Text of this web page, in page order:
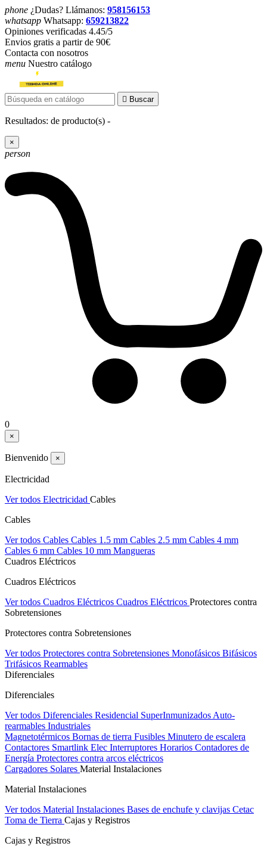
phone ¿Dudas? Llámanos: 958156153
whatsapp Whatsapp: 659213822
Opiniones verificadas 4.45/5
Envios gratis a partir de 90€
Contacta con nosotros
menu Nuestro catálogo
 Buscar
Resultados: de producto(s) -
×
person
0
×
Bienvenido ×
Electricidad
Ver todos Electricidad Cables
Cables
Ver todos Cables Cables 1.5 mm Cables 2.5 mm Cables 4 mm
Cables 6 mm Cables 10 mm Mangueras
Cuadros Eléctricos
Cuadros Eléctricos
Ver todos Cuadros Eléctricos Cuadros Eléctricos Protectores contra
Sobretensiones
Protectores contra Sobretensiones
Ver todos Protectores contra Sobretensiones Monofásicos Bifásicos
Trifásicos Rearmables
Diferenciales
Diferenciales
Ver todos Diferenciales Residencial SuperInmunizados Auto-
rearmables Industriales
Magnetotérmicos Bornas de tierra Fusibles Minutero de escalera
Contactores Smartlink Elec Interruptores Horarios Contadores de
Energía Protectores contra arcos eléctricos
Cargadores Solares Material Instalaciones
Material Instalaciones
Ver todos Material Instalaciones Bases de enchufe y clavijas Cetac
Toma de Tierra Cajas y Registros
Cajas y Registros